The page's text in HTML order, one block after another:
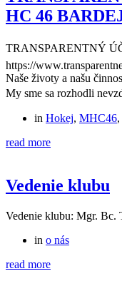
HC 46
TRANSPARENTNÝ
https://
Naše životy a našu
My sme sa rozhodli
in Hokej, MHC46,
read more
Vedenie klubu
Vedenie klubu: Mgr. Bc.
in o nás
read more